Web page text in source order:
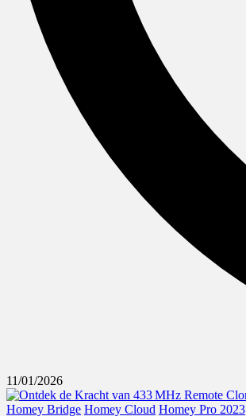
11/01/2026
Geplaatst
Homey Bridge Homey Cloud Homey Pro 2023